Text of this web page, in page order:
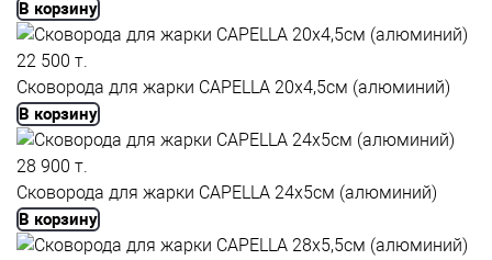
В корзину
22 500 т.
Сковорода для жарки CAPELLA 20x4,5см (алюминий)
В корзину
28 900 т.
Сковорода для жарки CAPELLA 24x5см (алюминий)
В корзину